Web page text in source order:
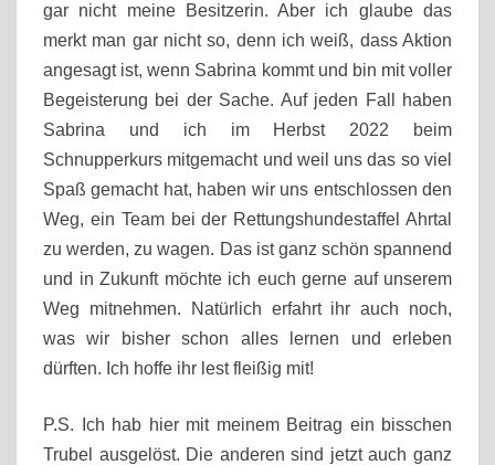
gar nicht meine Besitzerin. Aber ich glaube das
merkt man gar nicht so, denn ich weiß, dass Aktion
angesagt ist, wenn Sabrina kommt und bin mit voller
Begeisterung bei der Sache. Auf jeden Fall haben
Sabrina und ich im Herbst 2022 beim
Schnupperkurs mitgemacht und weil uns das so viel
Spaß gemacht hat, haben wir uns entschlossen den
Weg, ein Team bei der Rettungshundestaffel Ahrtal
zu werden, zu wagen. Das ist ganz schön spannend
und in Zukunft möchte ich euch gerne auf unserem
Weg mitnehmen. Natürlich erfahrt ihr auch noch,
was wir bisher schon alles lernen und erleben
dürften. Ich hoffe ihr lest fleißig mit!
P.S. Ich hab hier mit meinem Beitrag ein bisschen
Trubel ausgelöst. Die anderen sind jetzt auch ganz